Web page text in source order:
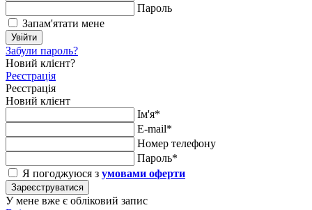
Пароль
Запам'ятати мене
Увійти
Забули пароль?
Новий клієнт?
Реєстрація
Реєстрація
Новий клієнт
Ім'я*
E-mail*
Номер телефону
Пароль*
Я погоджуюся з умовами оферти
Зареєструватися
У мене вже є обліковий запис